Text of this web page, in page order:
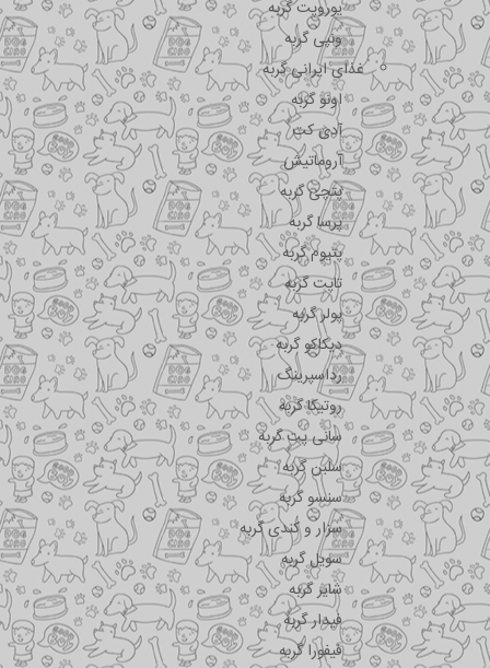
یوروپت گربه
ونپی گربه
غذای ایرانی گربه
اونو گربه
آدی کت
آروماتیش
پتچی گربه
پرسا گربه
پتیوم گربه
تاپت گربه
پولر گربه
دیکاکو گربه
رداسپرینگ
روتیکا گربه
سانی پت گربه
سلبن گربه
سنسو گربه
سزار و کندی گربه
سویل گربه
شایر گربه
فیدار گربه
فیفورا گربه